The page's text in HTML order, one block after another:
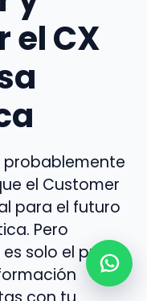
el CX
probablemente
el Customer
para el futuro
Pero
solo el primer